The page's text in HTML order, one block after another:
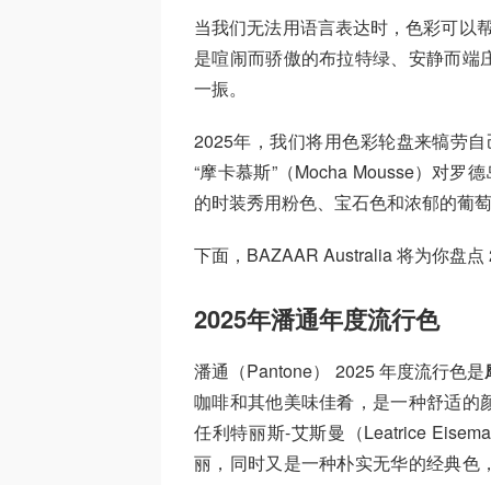
当我们无法用语言表达时，色彩可以
是喧闹而骄傲的布拉特绿、安静而
一振。
2025年，我们将用色彩轮盘来犒劳
“摩卡慕斯”（Mocha Mousse）对罗
的时装秀用粉色、宝石色和浓郁的葡
下面，BAZAAR Australia 将为你盘
2025年潘通年度流行色
潘通（Pantone） 2025 年度流行色是
咖啡和其他美味佳肴，是一种舒适的
任利特丽斯-艾斯曼（Leatrice
丽，同时又是一种朴实无华的经典色